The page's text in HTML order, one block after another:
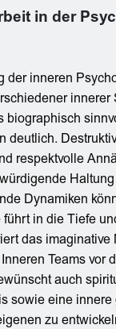
in der
inneren
innerer
biographisch
deutlich.
respektvolle
Dynamiken
in die Tiefe
das
Teams vor
auch
sowie eine
zu